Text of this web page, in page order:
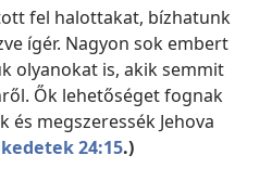
fel halottakat, bízhatunk
ígér. Nagyon sok embert
olyanokat is, akik semmit
Ők lehetőséget fognak
megszeressék Jehova
24:15.)